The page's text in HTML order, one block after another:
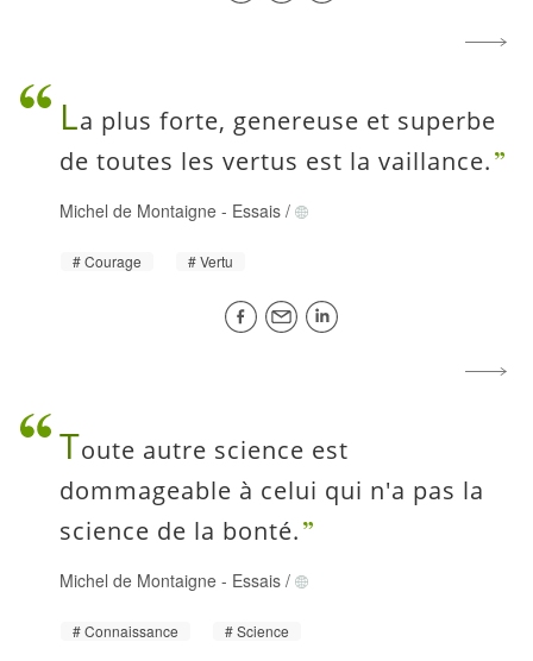
La plus forte, genereuse et superbe
de toutes les vertus est la vaillance.
Michel de Montaigne - Essais /
Courage Vertu
Toute autre science est
dommageable à celui qui n'a pas la
science de la bonté.
Michel de Montaigne - Essais /
Connaissance Science